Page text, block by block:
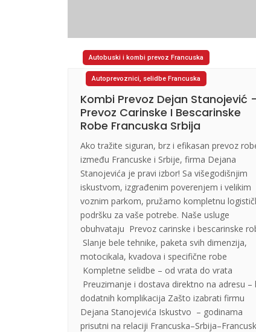
Autobuski i kombi prevoz Francuska
Autoprevoznici, selidbe Francuska
Kombi Prevoz Dejan Stanojević
Prevoz Carinske I Bescarinske
Robe Francuska Srbija
Ako tražite siguran, brz i efikasan prevoz
između Francuske i Srbije, firma Dejana
Stanojevića je pravi izbor! Sa višegodišnjim
iskustvom, izgrađenim poverenjem i velikim
voznim parkom, pružamo kompletnu
podršku za vaše potrebe. Naše usluge
obuhvataju Prevoz carinske i bescarinske
Slanje bele tehnike, paketa svih dimenzija,
motocikala, kvadova i specifične robe
Kompletne selidbe – od vrata do vrata
Preuzimanje i dostava direktno na adresu –
dodatnih komplikacija Zašto izabrati firmu
Dejana Stanojevića Iskustvo – godinama
prisutni na relaciji